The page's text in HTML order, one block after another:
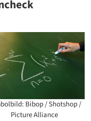
Bibop / Shotshop /
Picture Alliance